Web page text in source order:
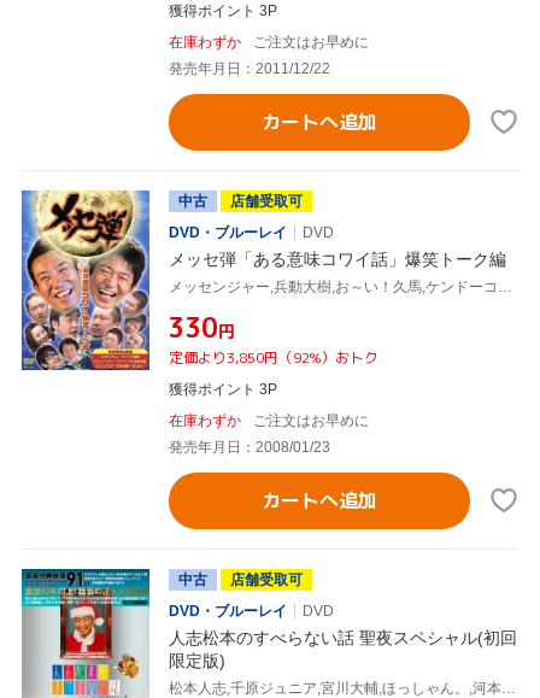
獲得ポイント 3P
在庫わずか
ご注文はお早めに
発売年月日：2011/12/22
カートへ追加
中古
店舗受取可
DVD・ブルーレイ
DVD
メッセ弾「ある意味コワイ話」爆笑トーク編
¥330円
定価より3,850円（92%）おトク
獲得ポイント 3P
在庫わずか
ご注文はお早めに
発売年月日：2008/01/23
カートへ追加
中古
店舗受取可
DVD・ブルーレイ
DVD
人志松本のすべらない話 聖夜スペシャル(初回
限定版)
松本人志,千原ジュニア,宮川大輔,ほっしゃん。,河本準一,ケンドーコバヤシ,木村祐一,兵動大樹